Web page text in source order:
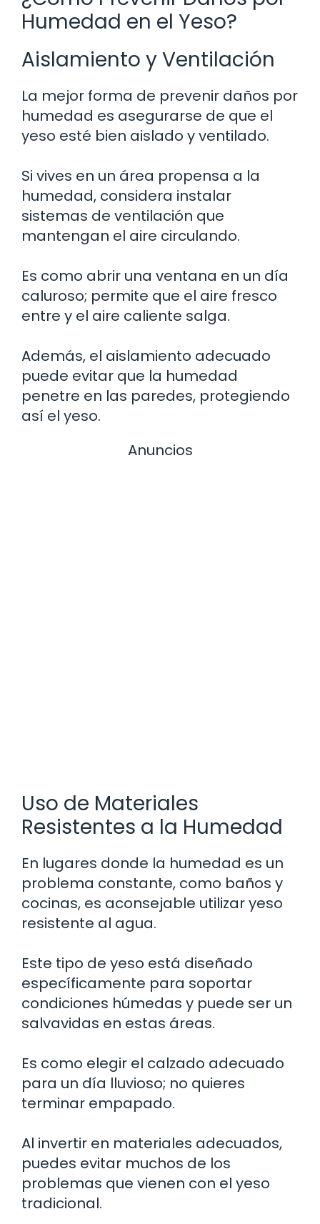
Humedad en el Yeso?
Aislamiento y Ventilación
La mejor forma de prevenir daños por
humedad es asegurarse de que el
yeso esté bien aislado y ventilado.
Si vives en un área propensa a la
humedad, considera instalar
sistemas de ventilación que
mantengan el aire circulando.
Es como abrir una ventana en un día
caluroso; permite que el aire fresco
entre y el aire caliente salga.
Además, el aislamiento adecuado
puede evitar que la humedad
penetre en las paredes, protegiendo
así el yeso.
Anuncios
Uso de Materiales
Resistentes a la Humedad
En lugares donde la humedad es un
problema constante, como baños y
cocinas, es aconsejable utilizar yeso
resistente al agua.
Este tipo de yeso está diseñado
específicamente para soportar
condiciones húmedas y puede ser un
salvavidas en estas áreas.
Es como elegir el calzado adecuado
para un día lluvioso; no quieres
terminar empapado.
Al invertir en materiales adecuados,
puedes evitar muchos de los
problemas que vienen con el yeso
tradicional.